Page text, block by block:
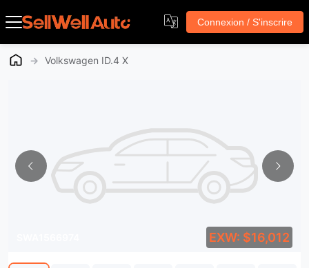
Connexion / S'inscrire
→ Volkswagen ID.4 X
EXW: $16,012